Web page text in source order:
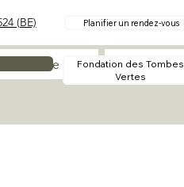
(BE) Planifier un rendez-vous
Contact
Fondation des Tombes
Vertes